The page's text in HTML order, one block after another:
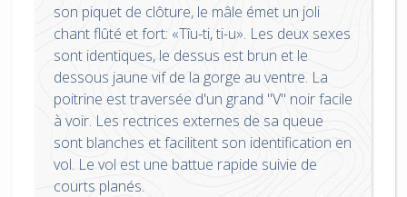
son piquet de clôture, le mâle émet un joli
chant flûté et fort: «Tîu-ti, ti-u». Les deux sexes
sont identiques, le dessus est brun et le
dessous jaune vif de la gorge au ventre. La
poitrine est traversée d'un grand "V" noir facile
à voir. Les rectrices externes de sa queue
sont blanches et facilitent son identification en
vol. Le vol est une battue rapide suivie de
courts planés.